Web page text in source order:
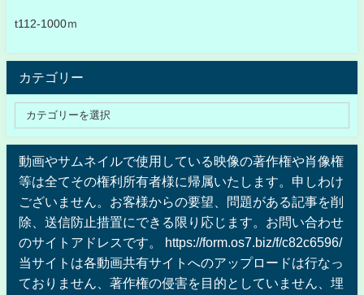
t112-1000ｍ
カテゴリー
動画やサムネイルで使用している映像の著作権や肖像権
等は全てその権利所有者様に帰属いたします。申しわけ
ございません。お客様からの要望、問題がある記事を削
除、送信防止措置にできる限り応じます。お問い合わせ
のサイトアドレスです。 https://form.os7.biz/f/c82c6596/
当サイトは各動画共有サイトへのアップロードは行なっ
ておりません、著作権の侵害を目的としていません、埋